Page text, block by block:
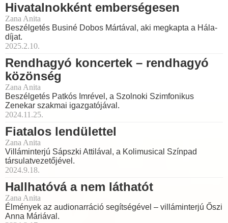
Hivatalnokként emberségesen
Zana Anita
Beszélgetés Businé Dobos Mártával, aki megkapta a Hála-
díjat.
2025.2.10.
Rendhagyó koncertek – rendhagyó
közönség
Zana Anita
Beszélgetés Patkós Imrével, a Szolnoki Szimfonikus
Zenekar szakmai igazgatójával.
2024.11.25.
Fiatalos lendülettel
Zana Anita
Villáminterjú Sápszki Attilával, a Kolimusical Színpad
társulatvezetőjével.
2024.9.18.
Hallhatóvá a nem láthatót
Zana Anita
Élmények az audionarráció segítségével – villáminterjú Őszi
Anna Máriával.